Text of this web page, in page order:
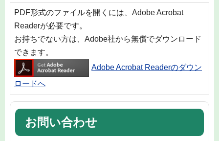
PDF形式のファイルを開くには、Adobe Acrobat
Readerが必要です。
お持ちでない方は、Adobe社から無償でダウンロード
できます。
Adobe Acrobat Readerのダウン
ロードへ
お問い合わせ